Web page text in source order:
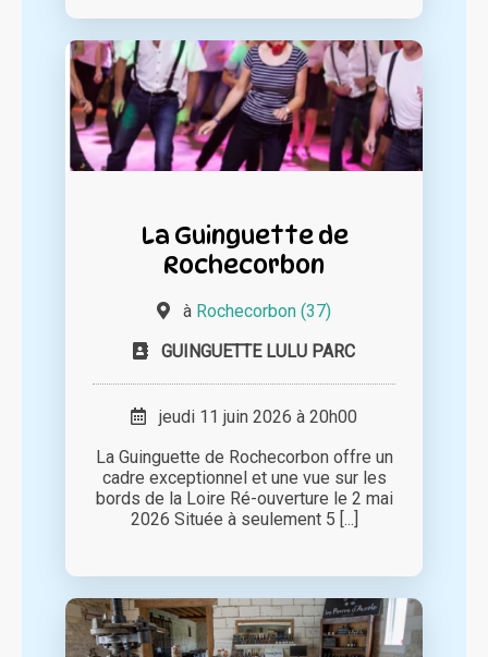
La Guinguette de
Rochecorbon
à Rochecorbon (37)
GUINGUETTE LULU PARC
jeudi 11 juin 2026 à 20h00
La Guinguette de Rochecorbon offre un
cadre exceptionnel et une vue sur les
bords de la Loire Ré-ouverture le 2 mai
2026 Située à seulement 5 [...]